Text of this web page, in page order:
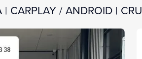
CARPLAY / ANDROID |